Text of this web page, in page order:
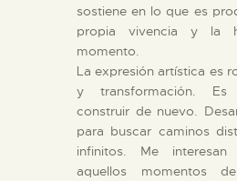
sostiene en lo que es
propia vivencia y la
momento.
La expresión artística es
y transformación.
construir de nuevo.
para buscar caminos
infinitos. Me
aquellos momentos